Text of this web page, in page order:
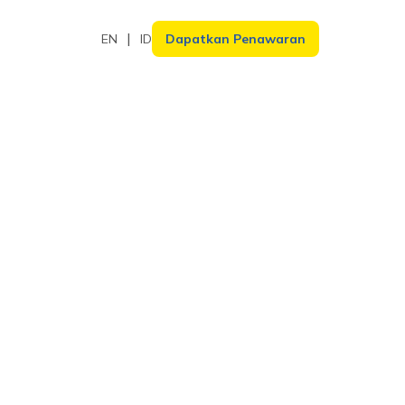
EN ID Dapatkan Penawaran